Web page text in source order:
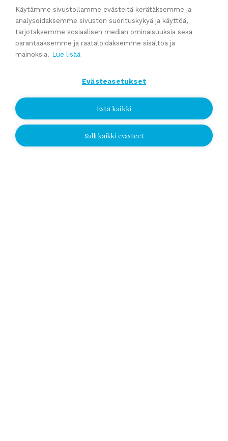
Ajankohtaista
Webinaaritallenne: Onko yrityksesi myyntikunnossa? Näin
Kumppaniblogi: Avio-oikeus ja omistajanvaihdos
Yrityskauppablogi: Miksi käyttää yritysvälittäjää
yrityskaupassa?
Yrityskauppablogi: Yritysvälittäjän työ kulissien takana
Yrityskauppablogi: Miten valmistella yritys myyntikuntoon 12
Jätä yhteydenottopyyntö
Käytämme sivustollamme evästeitä kerätäksemme ja
analysoidaksemme sivuston suorituskykyä ja käyttöä,
tarjotaksemme sosiaalisen median ominaisuuksia sekä
parantaaksemme ja räätälöidäksemme sisältöä ja
mainoksia. Lue lisää
Evästeasetukset
Estä kaikki
Salli kaikki evästeet